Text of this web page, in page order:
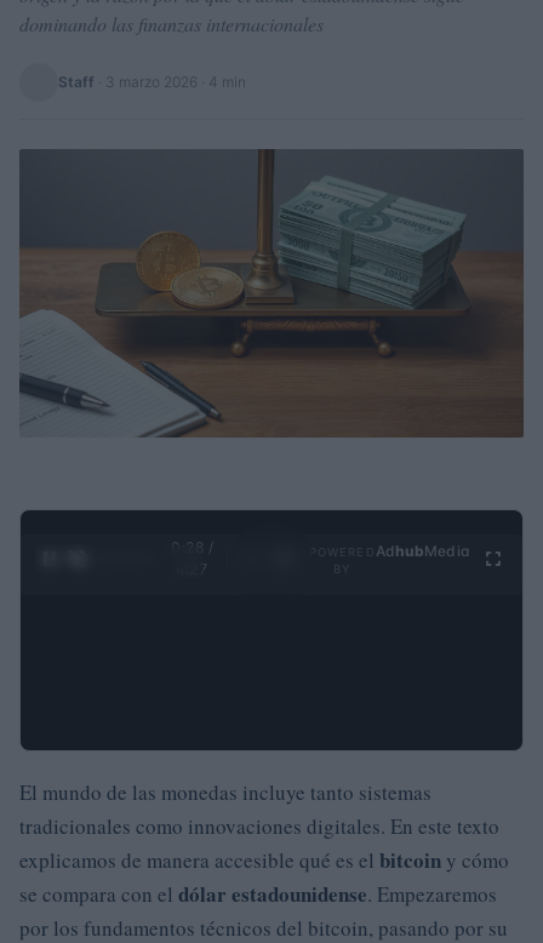
dominando las finanzas internacionales
Staff 3 marzo 2026 · 4 min
0:29 /
4:27
Ad hubMedia
El mundo de las monedas incluye tanto sistemas
tradicionales como innovaciones digitales. En este texto
explicamos de manera accesible qué es el bitcoin y cómo
se compara con el dólar estadounidense. Empezaremos
por los fundamentos técnicos del bitcoin, pasando por su